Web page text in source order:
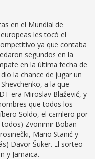
en el Mundial de
les tocó el
ya que contaba
segundos en la
en la última fecha de
la chance de jugar un
a la que
era Miroslav Blažević, y
que todos los
Soldo, el carrilero por
todos) Zvonimir Boban
Mario Stanić y
Davor Šuker. El sorteo
y Jamaica.